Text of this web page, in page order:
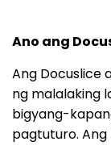
Ano ang
Ang Docuslice
ng malalaking
bigyang-
pagtuturo.